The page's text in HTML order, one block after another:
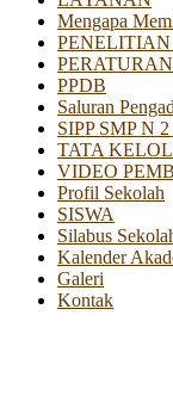
Mengapa
PPDB
Saluran
SIPP SMP N
TATA
VIDEO
Profil Sekolah
SISWA
Silabus
Kalender
Galeri
Kontak